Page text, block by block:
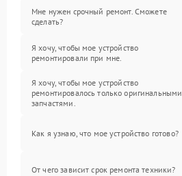
Мне нужен срочный ремонт. Сможете
сделать?
Я хочу, чтобы мое устройство
ремонтировали при мне.
Я хочу, чтобы мое устройство
ремонтировалось только оригинальными
запчастями.
Как я узнаю, что мое устройство готово?
От чего зависит срок ремонта техники?